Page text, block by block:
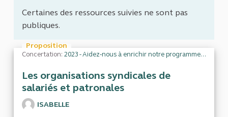
Certaines des ressources suivies ne sont pas
publiques.
Proposition
Concertation: 2023 - Aidez-nous à enrichir notre programme de travail
Les organisations syndicales de
salariés et patronales
ISABELLE